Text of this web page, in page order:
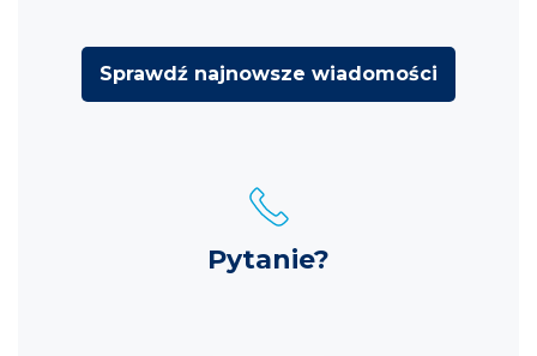
Sprawdź najnowsze wiadomości
Pytanie?